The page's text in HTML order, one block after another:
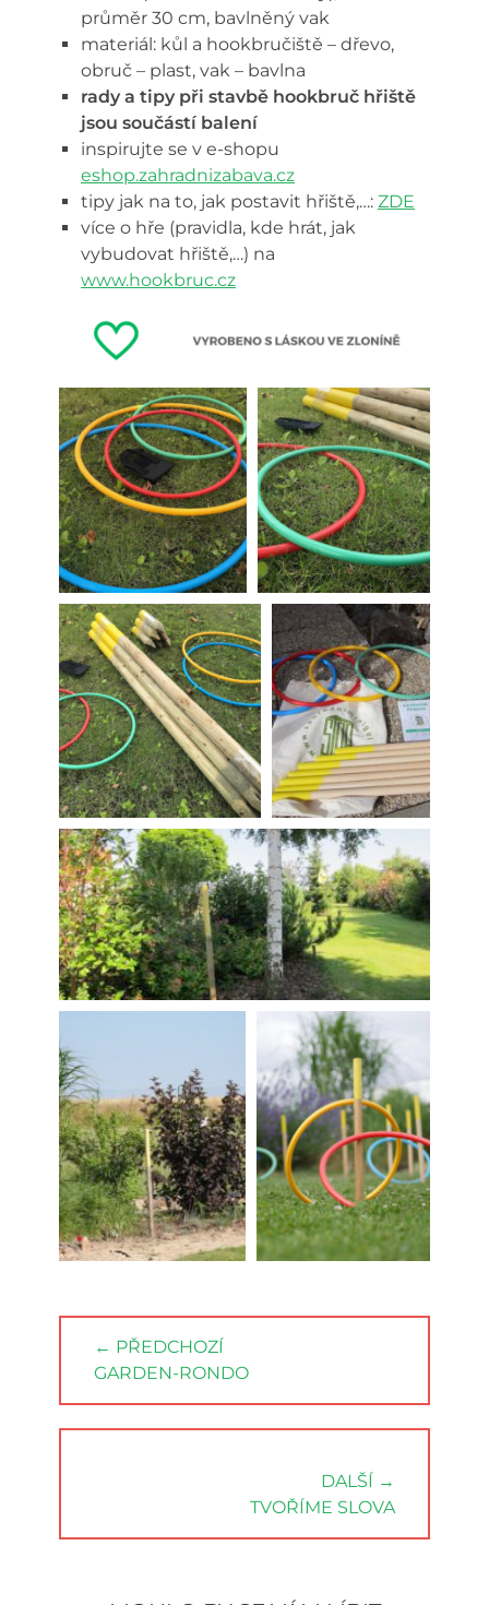
průměr 30 cm, bavlněný vak
materiál: kůl a hookbručiště – dřevo,
obruč – plast, vak – bavlna
rady a tipy při stavbě hookbruč hřiště
jsou součástí balení
inspirujte se v e-shopu
eshop.zahradnizabava.cz
tipy jak na to, jak postavit hřiště,…: ZDE
více o hře (pravidla, kde hrát, jak
vybudovat hřiště,…) na
www.hookbruc.cz
pro
příspěvek
← PŘEDCHOZÍ
PREVIOUS
POST:
GARDEN-RONDO
DALŠÍ →
POST:
TVOŘÍME SLOVA